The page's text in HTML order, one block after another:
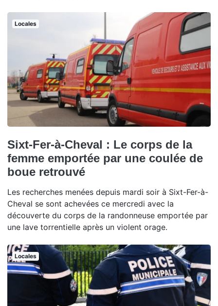
Locales
Sixt-Fer-à-Cheval : Le corps de la
femme emportée par une coulée de
boue retrouvé
Les recherches menées depuis mardi soir à Sixt-Fer-à-
Cheval se sont achevées ce mercredi avec la
découverte du corps de la randonneuse emportée par
une lave torrentielle après un violent orage.
Locales